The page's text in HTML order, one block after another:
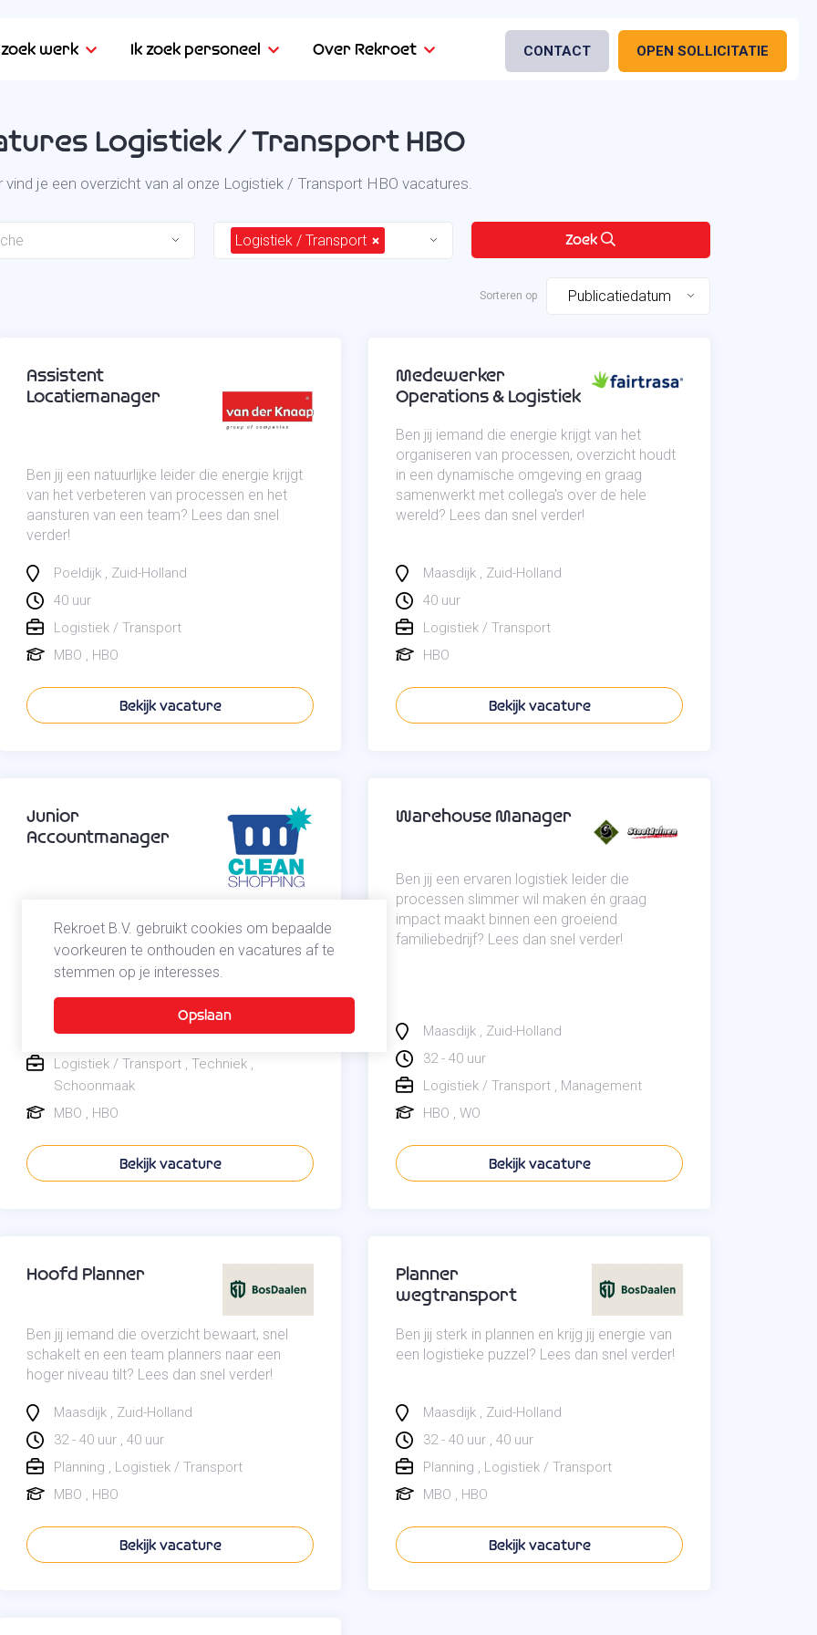
zoek werk Ik zoek personeel Over Rekroet CONTACT OPEN SOLLICITATIE
Logistiek / Transport HBO
vind je een overzicht van al onze Logistiek / Transport HBO vacatures.
Logistiek / Transport Zoek
Publicatiedatum
Assistent
Locatiemanager
Ben jij een natuurlijke leider die energie krijgt
van het verbeteren van processen en het
aansturen van een team? Lees dan snel
verder!
Poeldijk Zuid-Holland
MBO HBO
40 uur
Logistiek / Transport
Bekijk vacature
Medewerker
Operations & Logistiek
Ben jij iemand die energie krijgt van het
organiseren van processen, overzicht houdt
in een dynamische omgeving en graag
samenwerkt met collega's over de hele
wereld? Lees dan snel verder!
Maasdijk Zuid-Holland
HBO
40 uur
Logistiek / Transport
Bekijk vacature
Junior
Accountmanager
makkelijk contact en krijg je energie van het
opbouwen van klantrelaties? Lees dan snel
verder!
Zuid-Holland
MBO HBO
32 - 40 uur
Logistiek / Transport
Techniek
Schoonmaak
Bekijk vacature
Warehouse Manager
Ben jij een ervaren logistiek leider die
processen slimmer wil maken én graag
impact maakt binnen een groeiend
familiebedrijf? Lees dan snel verder!
Maasdijk Zuid-Holland
HBO WO
32 - 40 uur
Logistiek / Transport
Management
Bekijk vacature
Hoofd Planner
Ben jij iemand die overzicht bewaart, snel
schakelt en een team planners naar een
hoger niveau tilt? Lees dan snel verder!
Maasdijk Zuid-Holland
MBO HBO
32 - 40 uur
40 uur
Planning
Logistiek / Transport
Bekijk vacature
Planner
wegtransport
Ben jij sterk in plannen en krijg jij energie van
een logistieke puzzel? Lees dan snel verder!
Maasdijk Zuid-Holland
MBO HBO
32 - 40 uur
40 uur
Planning
Logistiek / Transport
Bekijk vacature
Rekroet B.V. gebruikt cookies om bepaalde
voorkeuren te onthouden en vacatures af te
stemmen op je interesses.